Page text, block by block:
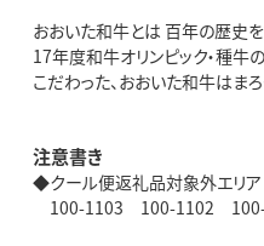
おおいた和牛とは 百年の歴史
17年度和牛オリンピック・種
こだわった、おおいた和牛はま
注意書き
◆クール便返礼品対象外
100-1103 100-1102